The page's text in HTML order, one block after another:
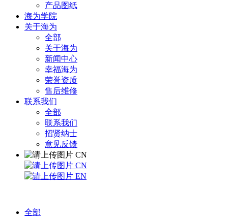
产品图纸
海为学院
关于海为
全部
关于海为
新闻中心
幸福海为
荣誉资质
售后维修
联系我们
全部
联系我们
招贤纳士
意见反馈
CN
CN
EN
全部